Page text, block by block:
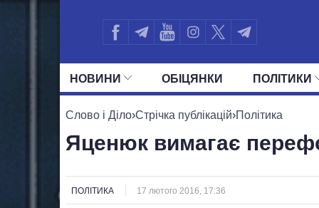
НОВИНИ ОБIЦЯНКИ ПОЛIТИКИ
УСІ ПОЛІТИКИ ПРЕЗИДЕНТ І ОФІС
Слово і Діло›Стрічка публікацій›Політика
Яценюк вимагає
ПОЛІТИКА 17 лютого 2016, 17:36